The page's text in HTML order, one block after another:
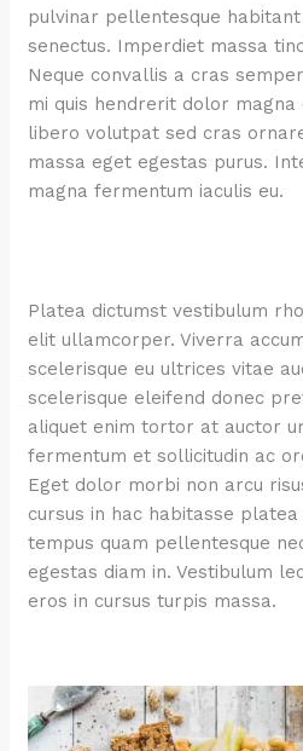
pulvinar pellentesque
senectus. Imperdiet massa
Neque convallis a cras
mi quis hendrerit dolor
libero volutpat sed cras
massa eget egestas purus.
magna fermentum iaculis eu.
Platea dictumst vestibulum
elit ullamcorper. Viverra
scelerisque eu ultrices vitae
scelerisque eleifend donec
aliquet enim tortor at auctor
fermentum et sollicitudin ac
Eget dolor morbi non arcu
cursus in hac habitasse platea
tempus quam pellentesque
egestas diam in. Vestibulum
eros in cursus turpis massa.